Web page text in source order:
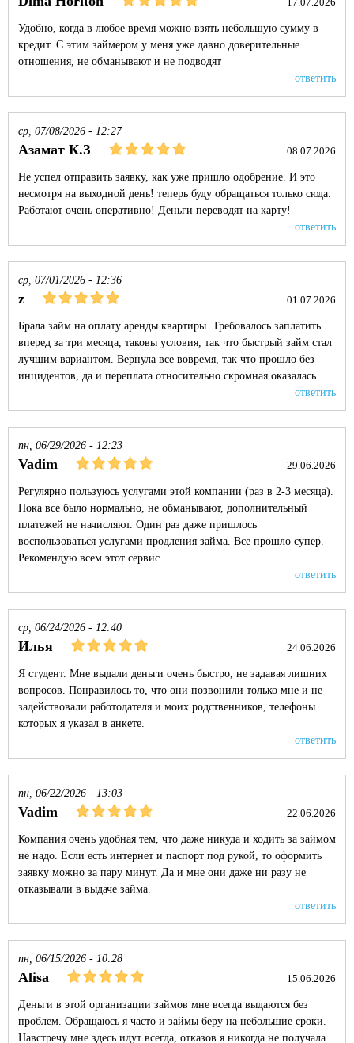
Удобно, когда в любое время можно взять небольшую сумму в
кредит. С этим займером у меня уже давно доверительные
отношения, не обманывают и не подводят
ответить
ср, 07/08/2026 - 12:27
Азамат К.З 08.07.2026
Не успел отправить заявку, как уже пришло одобрение. И это
несмотря на выходной день! теперь буду обращаться только сюда.
Работают очень оперативно! Деньги переводят на карту!
ответить
ср, 07/01/2026 - 12:36
z 01.07.2026
Брала займ на оплату аренды квартиры. Требовалось заплатить
вперед за три месяца, таковы условия, так что быстрый займ стал
лучшим вариантом. Вернула все вовремя, так что прошло без
инцидентов, да и переплата относительно скромная оказалась.
ответить
пн, 06/29/2026 - 12:23
Vadim 29.06.2026
Регулярно пользуюсь услугами этой компании (раз в 2-3 месяца).
Пока все было нормально, не обманывают, дополнительный
платежей не начисляют. Один раз даже пришлось
воспользоваться услугами продления займа. Все прошло супер.
Рекомендую всем этот сервис.
ответить
ср, 06/24/2026 - 12:40
Илья 24.06.2026
Я студент. Мне выдали деньги очень быстро, не задавая лишних
вопросов. Понравилось то, что они позвонили только мне и не
задействовали работодателя и моих родственников, телефоны
которых я указал в анкете.
ответить
пн, 06/22/2026 - 13:03
Vadim 22.06.2026
Компания очень удобная тем, что даже никуда и ходить за займом
не надо. Если есть интернет и паспорт под рукой, то оформить
заявку можно за пару минут. Да и мне они даже ни разу не
отказывали в выдаче займа.
ответить
пн, 06/15/2026 - 10:28
Alisa 15.06.2026
Деньги в этой организации займов мне всегда выдаются без
проблем. Обращаюсь я часто и займы беру на небольшие сроки.
Навстречу мне здесь идут всегда, отказов я никогда не получала